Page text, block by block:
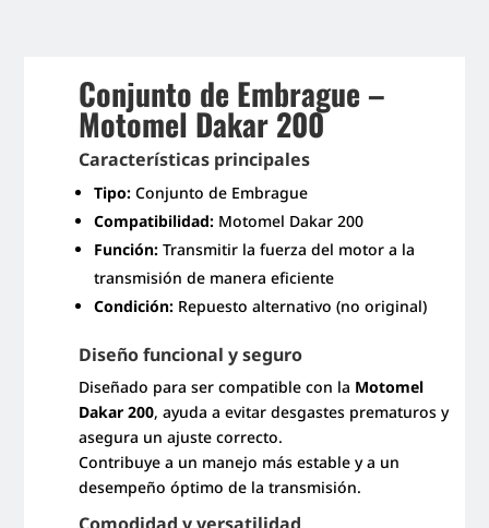
Conjunto de Embrague –
Motomel Dakar 200
Características principales
Tipo: Conjunto de Embrague
Compatibilidad: Motomel Dakar 200
Función: Transmitir la fuerza del motor a la
transmisión de manera eficiente
Condición: Repuesto alternativo (no original)
Diseño funcional y seguro
Diseñado para ser compatible con la Motomel
Dakar 200, ayuda a evitar desgastes prematuros y
asegura un ajuste correcto.
Contribuye a un manejo más estable y a un
desempeño óptimo de la transmisión.